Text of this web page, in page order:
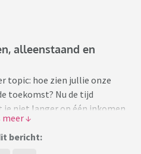
alleenstaand en
topic: hoe zien jullie onze
toekomst? Nu de tijd
niet langer op één inkomen
een gezin kunt onderhouden,
zal veranderen?
bericht: